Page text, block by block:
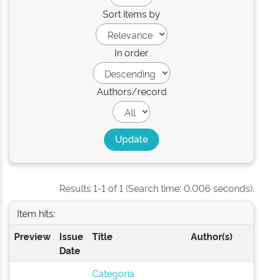
Sort items by
In order
Authors/record
Results 1-1 of 1 (Search time: 0.006 seconds).
Item hits:
Preview
Issue
Date
Title Author(s)
Categoria